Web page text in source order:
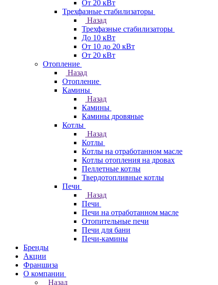
От 20 кВт
Трехфазные стабилизаторы
Назад
Трехфазные стабилизаторы
До 10 кВт
От 10 до 20 кВт
От 20 кВт
Отопление
Назад
Отопление
Камины
Назад
Камины
Камины дровяные
Котлы
Назад
Котлы
Котлы на отработанном масле
Котлы отопления на дровах
Пеллетные котлы
Твердотопливные котлы
Печи
Назад
Печи
Печи на отработанном масле
Отопительные печи
Печи для бани
Печи-камины
Бренды
Акции
Франшиза
О компании
Назад